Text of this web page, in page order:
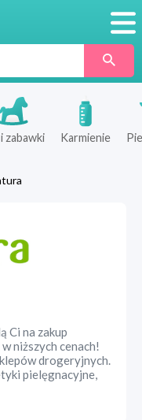
zabawki Karmienie
Ci na zakup
niższych cenach!
drogeryjnych.
pielęgnacyjne,